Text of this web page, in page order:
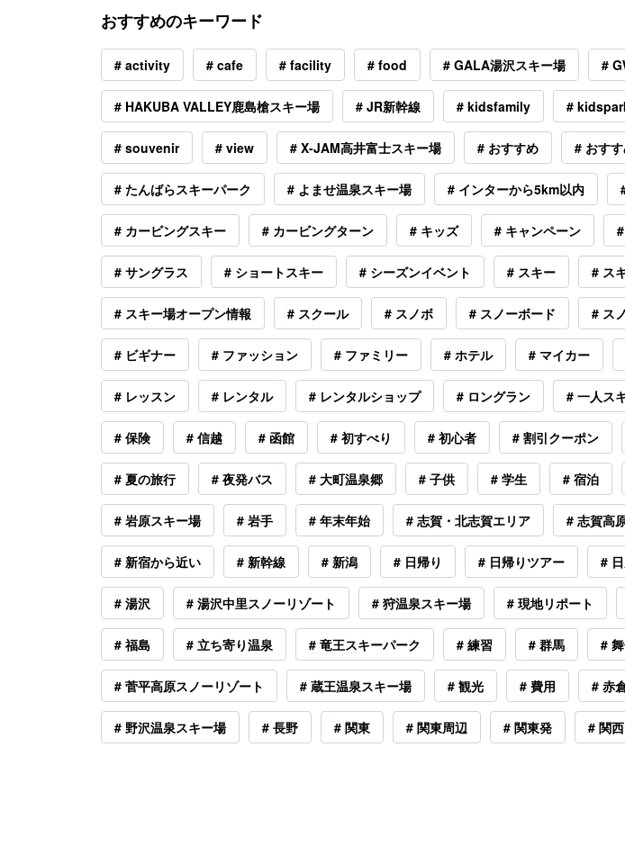
おすすめのキーワード
# activity # cafe # facility # food # GALA湯沢スキー場 #
# HAKUBA VALLEY鹿島槍スキー場 # JR新幹線 # kidsfamily #
# souvenir # view # X-JAM高井富士スキー場 # おすすめ # おす
# たんばらスキーパーク # よませ温泉スキー場 # インターから5km以内
# カービングスキー # カービングターン # キッズ # キャンペーン
# サングラス # ショートスキー # シーズンイベント # スキー # ス
# スキー場オープン情報 # スクール # スノボ # スノーボード # ス
# ビギナー # ファッション # ファミリー # ホテル # マイカー
# レッスン # レンタル # レンタルショップ # ロングラン # 一人ス
# 保険 # 信越 # 函館 # 初すべり # 初心者 # 割引クーポン
# 夏の旅行 # 夜発バス # 大町温泉郷 # 子供 # 学生 # 宿泊
# 岩原スキー場 # 岩手 # 年末年始 # 志賀・北志賀エリア # 志賀高
# 新宿から近い # 新幹線 # 新潟 # 日帰り # 日帰りツアー #
# 湯沢 # 湯沢中里スノーリゾート # 狩温泉スキー場 # 現地リポート
# 福島 # 立ち寄り温泉 # 竜王スキーパーク # 練習 # 群馬 #
# 菅平高原スノーリゾート # 蔵王温泉スキー場 # 観光 # 費用 # 赤
# 野沢温泉スキー場 # 長野 # 関東 # 関東周辺 # 関東発 # 関西